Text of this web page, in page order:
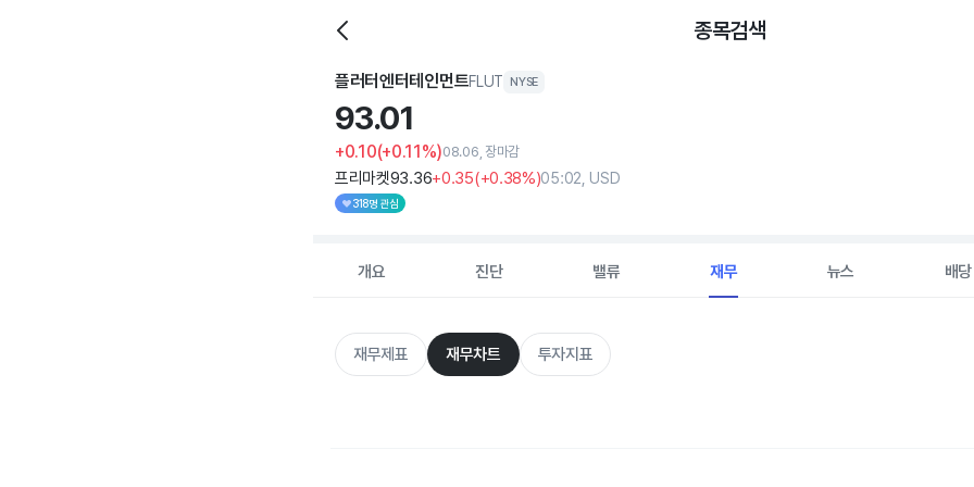
종목검색
플러터엔터테인먼트FLUT NYSE
93.01
+0.10(+0.11%)08.06, 장마감
프리마켓93.36+0.35(+0.38%)05:02, USD
318명 관심
개요 진단 밸류 재무 뉴스 배당
재무제표 재무차트 투자지표